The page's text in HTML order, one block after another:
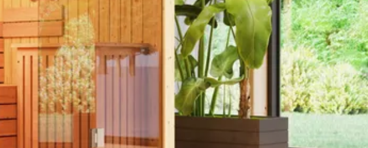
de constructie bestaat uit losse elementen is montage vrij eenvoudig. Het wordt
aan de slag? Dan kunnen de professionals van onze opbouwservice dit voor je verzorgen.